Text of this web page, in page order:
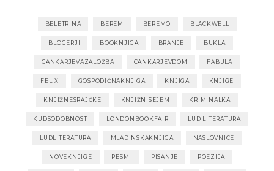
BELETRINA BEREM BEREMO BLACKWELL
BLOGERJI BOOKNJIGA BRANJE BUKLA
CANKARJEVAZALOŽBA CANKARJEVDOM FABULA
FELIX GOSPODIČNAKNJIGA KNJIGA KNJIGE
KNJIŽNESRAJČKE KNJIŽNISEJEM KRIMINALKA
KUDSODOBNOST LONDONBOOKFAIR LUD LITERATURA
LUDLITERATURA MLADINSKAKNJIGA NASLOVNICE
NOVEKNJIGE PESMI PISANJE POEZIJA